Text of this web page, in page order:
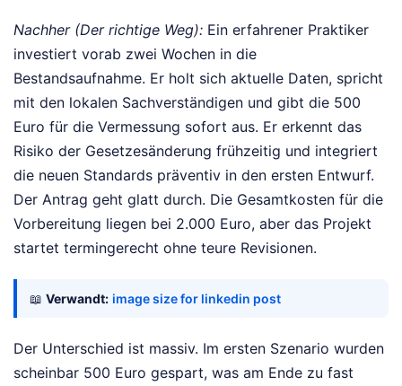
Nachher (Der richtige Weg): Ein erfahrener Praktiker
investiert vorab zwei Wochen in die
Bestandsaufnahme. Er holt sich aktuelle Daten, spricht
mit den lokalen Sachverständigen und gibt die 500
Euro für die Vermessung sofort aus. Er erkennt das
Risiko der Gesetzesänderung frühzeitig und integriert
die neuen Standards präventiv in den ersten Entwurf.
Der Antrag geht glatt durch. Die Gesamtkosten für die
Vorbereitung liegen bei 2.000 Euro, aber das Projekt
startet termingerecht ohne teure Revisionen.
📖 Verwandt: image size for linkedin post
Der Unterschied ist massiv. Im ersten Szenario wurden
scheinbar 500 Euro gespart, was am Ende zu fast